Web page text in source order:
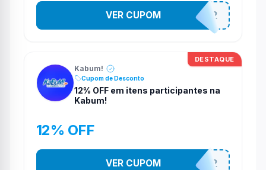
TUDO12
VER CUPOM
DESTAQUE
Kabum!
Cupom de Desconto
12% OFF em itens participantes na
Kabum!
12% OFF
AV12
VER CUPOM